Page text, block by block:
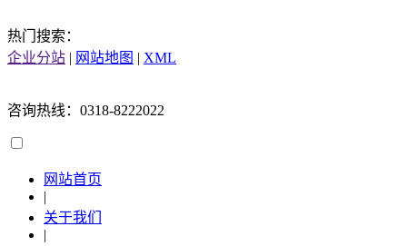
热门搜索：
企业分站 | 网站地图 | XML
咨询热线：0318-8222022
网站首页
|
关于我们
|